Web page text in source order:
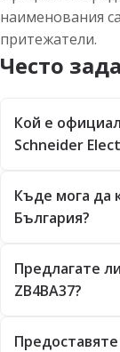
наименования
притежатели.
Често
Кой е
Schneider
Къде мога да
България?
Предлагате
ZB4BA37?